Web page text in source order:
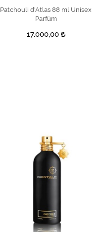
SEPETE EKLE
Patchouli d'Atlas 88 ml Unisex
Parfüm
17.000,00